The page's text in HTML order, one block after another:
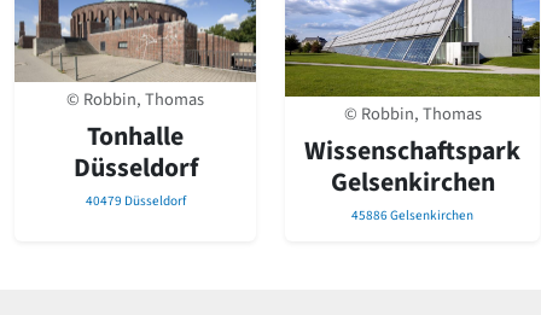
© Robbin, Thomas
Tonhalle
Düsseldorf
40479 Düsseldorf
© Robbin, Thomas
Wissenschaftspark
Gelsenkirchen
45886 Gelsenkirchen